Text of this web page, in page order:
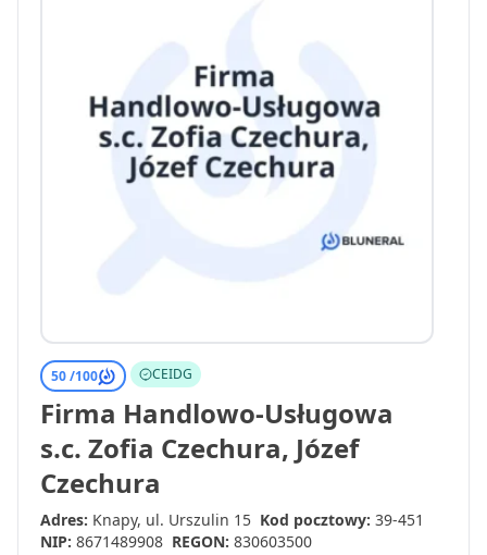
50 /100 CEIDG
Firma Handlowo-Usługowa
s.c. Zofia Czechura, Józef
Czechura
Adres: Knapy, ul. Urszulin 15 Kod pocztowy: 39-451
NIP: 8671489908 REGON: 830603500